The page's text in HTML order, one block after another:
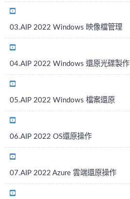
03.AIP 2022 Windows 映像檔管理
04.AIP 2022 Windows 還原光碟製作
05.AIP 2022 Windows 檔案還原
06.AIP 2022 OS還原操作
07.AIP 2022 Azure 雲端還原操作